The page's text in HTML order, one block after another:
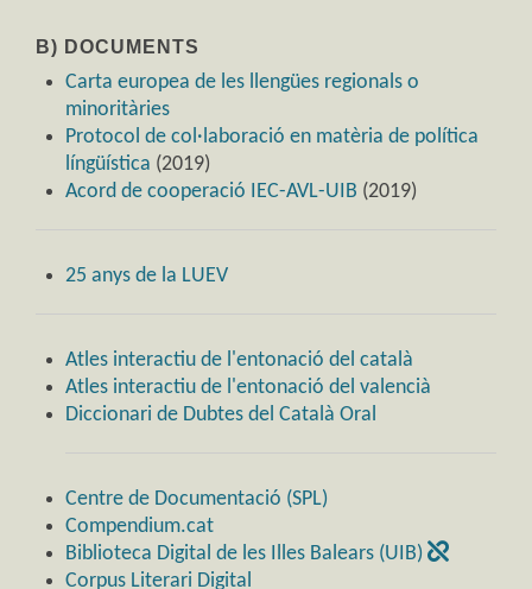
B) DOCUMENTS
Carta europea de les llengües regionals o
minoritàries
Protocol de col·laboració en matèria de política
língüística (2019)
Acord de cooperació IEC-AVL-UIB (2019)
25 anys de la LUEV
Atles interactiu de l'entonació del català
Atles interactiu de l'entonació del valencià
Diccionari de Dubtes del Català Oral
Centre de Documentació (SPL)
Compendium.cat
Biblioteca Digital de les Illes Balears (UIB)
Corpus Literari Digital